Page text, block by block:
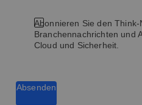
Abonnieren Sie den
Branchennachrichten und
Cloud und Sicherheit.
Absenden